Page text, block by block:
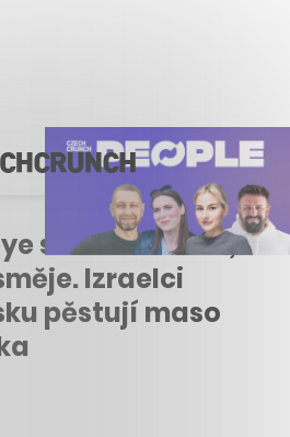
steak na talíři,
Izraelci
pěstují maso